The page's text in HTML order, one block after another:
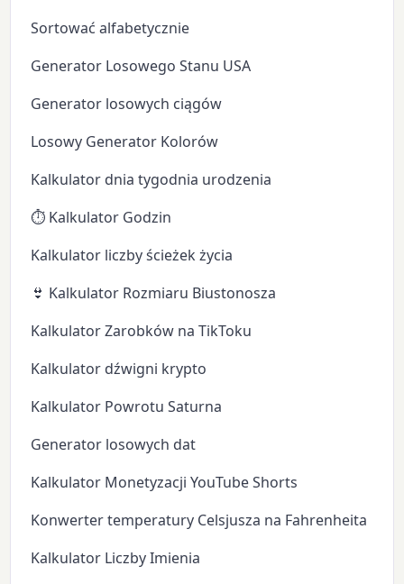
Sortować alfabetycznie
Generator Losowego Stanu USA
Generator losowych ciągów
Losowy Generator Kolorów
Kalkulator dnia tygodnia urodzenia
⏱️ Kalkulator Godzin
Kalkulator liczby ścieżek życia
👙 Kalkulator Rozmiaru Biustonosza
Kalkulator Zarobków na TikToku
Kalkulator dźwigni krypto
Kalkulator Powrotu Saturna
Generator losowych dat
Kalkulator Monetyzacji YouTube Shorts
Konwerter temperatury Celsjusza na Fahrenheita
Kalkulator Liczby Imienia